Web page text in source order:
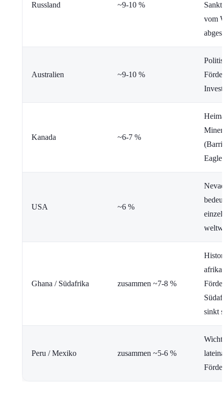
Russland ~9-10 %
vom
Australien ~9-10 %
Kanada ~6-7 %
Eagle)
USA ~6 %
Ghana / Südafrika zusammen ~7-8 %
sinkt
Peru / Mexiko zusammen ~5-6 %